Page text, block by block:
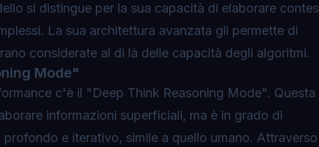
si distingue per la sua capacità di elaborare
La sua architettura avanzata gli permette di
considerate al di là delle capacità degli algoritmi.
Mode"
c'è il "Deep Think Reasoning Mode". Questa
informazioni superficiali, ma è in grado di
e iterativo, simile a quello umano. Attraverso